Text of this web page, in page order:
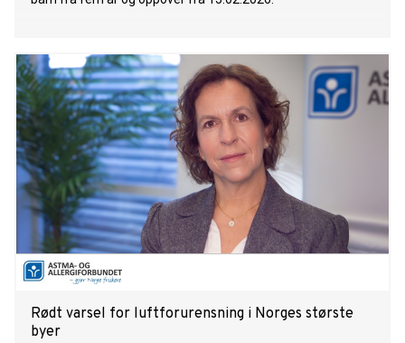
Rødt varsel for luftforurensning i Norges største
byer